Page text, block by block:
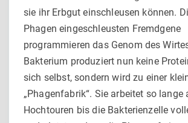
sie ihr Erbgut einschleusen können.
Phagen eingeschleusten Fremdgene
programmieren das Genom des
Bakterium produziert nun keine
sich selbst, sondern wird zu einer
„Phagenfabrik“. Sie arbeitet so lange
Hochtouren bis die Bakterienzelle